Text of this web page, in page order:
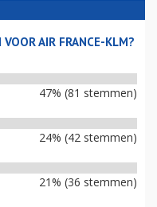
AIR FRANCE-KLM?
47% (81 stemmen)
24% (42 stemmen)
21% (36 stemmen)